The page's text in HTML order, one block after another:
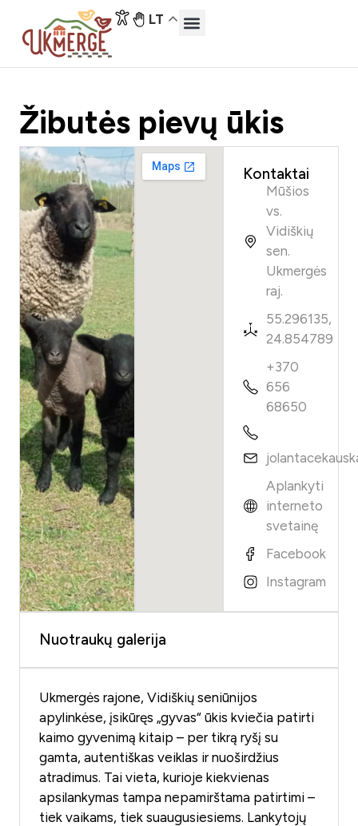
LT
Žibutės pievų ūkis
Kontaktai
Mūšios
vs.
Vidiškių
sen.
Ukmergės
raj.
55.296135,
24.854789
+370
656
68650
Aplankyti
interneto
svetainę
Facebook
Instagram
Nuotraukų galerija
Ukmergės rajone, Vidiškių seniūnijos
apylinkėse, įsikūręs „gyvas“ ūkis kviečia patirti
kaimo gyvenimą kitaip – per tikrą ryšį su
gamta, autentiškas veiklas ir nuoširdžius
atradimus. Tai vieta, kurioje kiekvienas
apsilankymas tampa nepamirštama patirtimi –
tiek vaikams, tiek suaugusiesiems. Lankytojų